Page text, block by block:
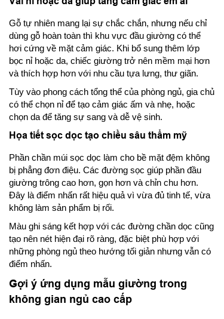
Gỗ tự nhiên mang lại sự chắc chắn, nhưng nếu chỉ
dùng gỗ hoàn toàn thì khu vực đầu giường có thể
hơi cứng về mặt cảm giác. Khi bổ sung thêm lớp
bọc nỉ hoặc da, chiếc giường trở nên mềm mại hơn
và thích hợp hơn với nhu cầu tựa lưng, thư giãn.
Tùy vào phong cách tổng thể của phòng ngủ, gia chủ
có thể chọn nỉ để tạo cảm giác ấm và nhẹ, hoặc
chọn da để tăng sự sang và dễ vệ sinh.
Họa tiết sọc dọc tạo chiều sâu thẩm mỹ
Phần chần múi sọc dọc làm cho bề mặt đệm không
bị phẳng đơn điệu. Các đường sọc giúp phần đầu
giường trông cao hơn, gọn hơn và chỉn chu hơn.
Đây là điểm nhấn rất hiệu quả vì vừa đủ tinh tế, vừa
không làm sản phẩm bị rối.
Màu ghi sáng kết hợp với các đường chần dọc cũng
tạo nên nét hiện đại rõ ràng, đặc biệt phù hợp với
những phòng ngủ theo hướng tối giản nhưng vẫn có
điểm nhấn.
Gợi ý ứng dụng mẫu giường trong
không gian ngủ cao cấp